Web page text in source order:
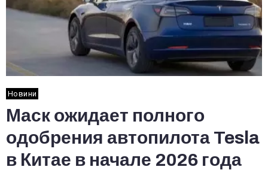
Новини
Маск ожидает полного
одобрения автопилота Tesla
в Китае в начале 2026 года